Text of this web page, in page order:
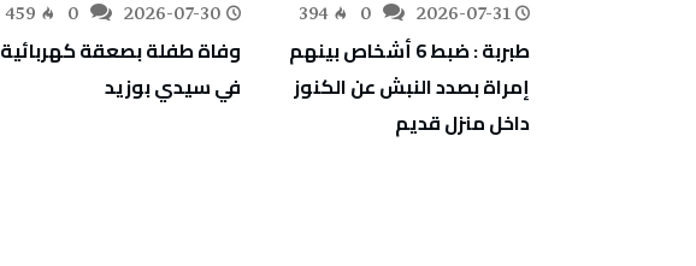
2026-07-31
394
طبربة : ضبط 6 أشخاص بينهم
إمراة بصدد النبش عن الكنوز
داخل منزل قديم
2026-07-30
459
وفاة طفلة بصعقة كهربائية
في سيدي بوزيد